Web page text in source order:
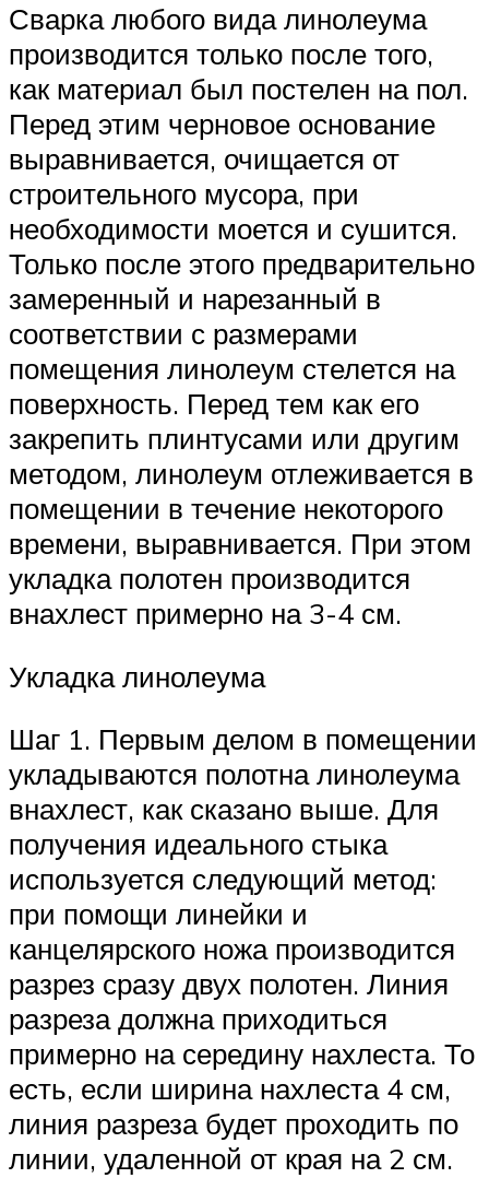
Сварка любого вида линолеума
производится только после того,
как материал был постелен на пол.
Перед этим черновое основание
выравнивается, очищается от
строительного мусора, при
необходимости моется и сушится.
Только после этого предварительно
замеренный и нарезанный в
соответствии с размерами
помещения линолеум стелется на
поверхность. Перед тем как его
закрепить плинтусами или другим
методом, линолеум отлеживается в
помещении в течение некоторого
времени, выравнивается. При этом
укладка полотен производится
внахлест примерно на 3-4 см.
Укладка линолеума
Шаг 1. Первым делом в помещении
укладываются полотна линолеума
внахлест, как сказано выше. Для
получения идеального стыка
используется следующий метод:
при помощи линейки и
канцелярского ножа производится
разрез сразу двух полотен. Линия
разреза должна приходиться
примерно на середину нахлеста. То
есть, если ширина нахлеста 4 см,
линия разреза будет проходить по
линии, удаленной от края на 2 см.